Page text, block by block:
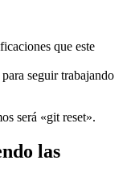
que este
seguir trabajando
será «git reset».
las